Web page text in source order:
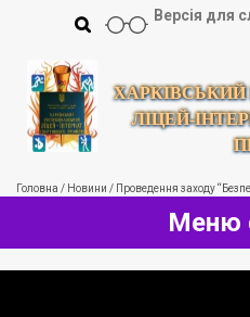
ЛІЦЕЙ-
Версія для
Головна / Новини / Проведення заходу
Меню